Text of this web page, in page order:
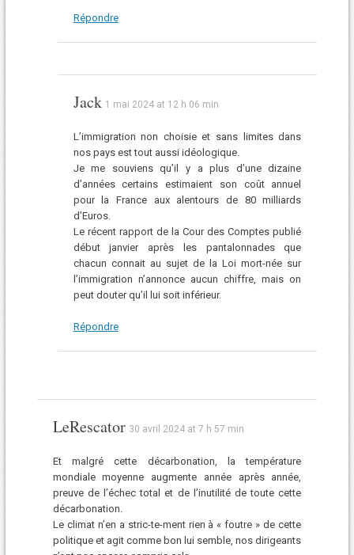
Répondre
Jack 1 mai 2024 at 12 h 06 min
L’immigration non choisie et sans limites dans
nos pays est tout aussi idéologique.
Je me souviens qu’il y a plus d’une dizaine
d’années certains estimaient son coût annuel
pour la France aux alentours de 80 milliards
d’Euros.
Le récent rapport de la Cour des Comptes publié
début janvier après les pantalonnades que
chacun connait au sujet de la Loi mort-née sur
l’immigration n’annonce aucun chiffre, mais on
peut douter qu’il lui soit inférieur.
Répondre
LeRescator 30 avril 2024 at 7 h 57 min
Et malgré cette décarbonation, la température
mondiale moyenne augmente année après année,
preuve de l’échec total et de l’inutilité de toute cette
décarbonation.
Le climat n’en a stric-te-ment rien à « foutre » de cette
politique et agit comme bon lui semble, nos dirigeants